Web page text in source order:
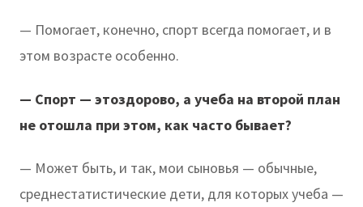
— Помогает, конечно, спорт всегда помогает, и в
этом возрасте особенно.
— Спорт — этоздорово, а учеба на второй план
не отошла при этом, как часто бывает?
— Может быть, и так, мои сыновья — обычные,
среднестатистические дети, для которых учеба —